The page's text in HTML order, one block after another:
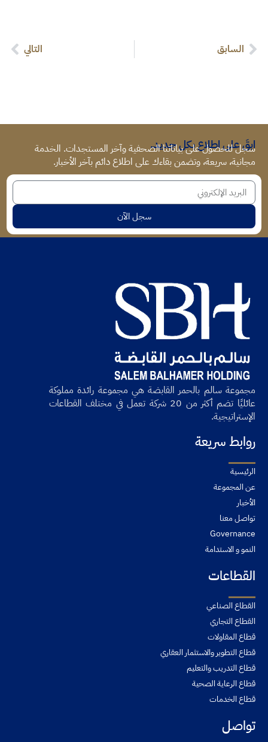
السابق التالي
ابقَ على اطلاع بكل جديد.
سجل للحصول على بياناتنا الصحفية وآخر المستجدات. الخدمة
مجانية، سريعة، وتضمن بقاءك على اطلاع دائم بآخر الأخبار.
سجل الآن
مجموعة سالم بالحمر القابضة هي مجموعة رائدة مملوكة
عائليًا تضم أكثر من 20 شركة تعمل في مختلف القطاعات
الإستراتيجية.
روابط سريعة
الرئيسية
عن المجموعة
الأخبار
تواصل معنا
Governance
النمو و الاستدامة
القطاعات
القطاع الصناعي
القطاع التجاري
قطاع المقاولات
قطاع التطوير والاستثمار العقاري
قطاع التدريب والتعليم
قطاع الرعاية الصحية
قطاع الخدمات
تواصل